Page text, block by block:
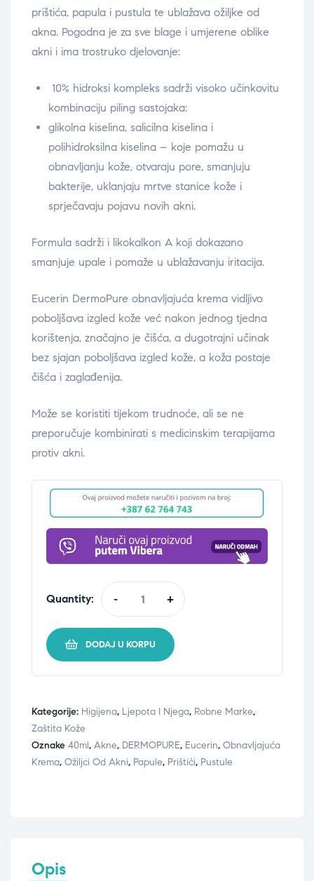
prištića, papula i pustula te ublažava ožiljke od
akna. Pogodna je za sve blage i umjerene oblike
akni i ima trostruko djelovanje:
10% hidroksi kompleks sadrži visoko učinkovitu
kombinaciju piling sastojaka:
glikolna kiselina, salicilna kiselina i
polihidroksilna kiselina – koje pomažu u
obnavljanju kože, otvaraju pore, smanjuju
bakterije, uklanjaju mrtve stanice kože i
sprječavaju pojavu novih akni.
Formula sadrži i likokalkon A koji dokazano
smanjuje upale i pomaže u ublažavanju iritacija.
Eucerin DermoPure obnavljajuća krema vidljivo
poboljšava izgled kože već nakon jednog tjedna
korištenja, značajno je čišća, a dugotrajni učinak
bez sjajan poboljšava izgled kože, a koža postaje
čišća i zaglađenija.
Može se koristiti tijekom trudnoće, ali se ne
preporučuje kombinirati s medicinskim terapijama
protiv akni.
Quantity: - +
DODAJ U KORPU
Kategorije: Higijena, Ljepota I Njega, Robne Marke,
Zaštita Kože
Oznake 40ml, Akne, DERMOPURE, Eucerin, Obnavljajuća
Krema, Ožiljci Od Akni, Papule, Prištići, Pustule
Opis